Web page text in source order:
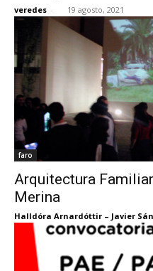
veredes - 19 agosto, 2021
faro
Arquitectura
Merina
Halldóra Arnardóttir – Javier